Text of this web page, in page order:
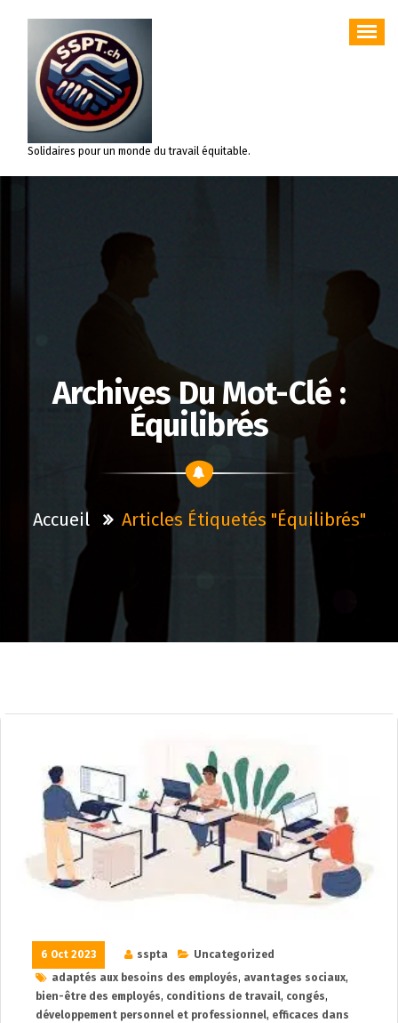
contenu
Solidaires pour un monde du travail équitable.
Archives Du Mot-Clé :
Équilibrés
Accueil Articles Étiquetés "équilibrés"
6 Oct 2023 sspta
Uncategorized
adaptés aux besoins des employés, avantages sociaux,
bien-être des employés, conditions de travail, congés,
développement personnel et professionnel, efficaces dans